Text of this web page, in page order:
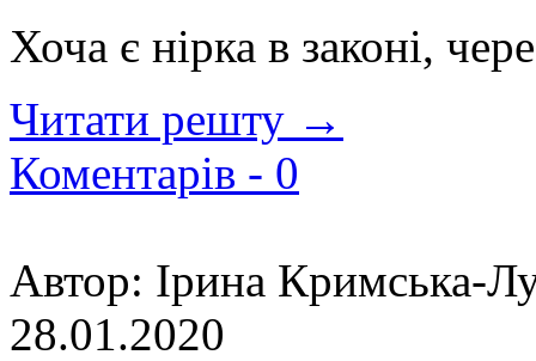
Хоча є нірка в законі,
Читати решту →
Коментарів - 0
Автор: Ірина Кримська-
28.01.2020